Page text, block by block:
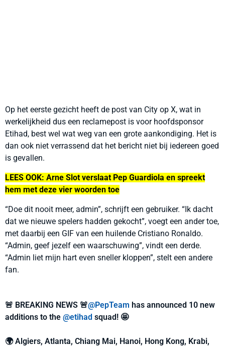
Op het eerste gezicht heeft de post van City op X, wat in
werkelijkheid dus een reclamepost is voor hoofdsponsor
Etihad, best wel wat weg van een grote aankondiging. Het is
dan ook niet verrassend dat het bericht niet bij iedereen goed
is gevallen.
LEES OOK: Arne Slot verslaat Pep Guardiola en spreekt
hem met deze vier woorden toe
“Doe dit nooit meer, admin”, schrijft een gebruiker. “Ik dacht
dat we nieuwe spelers hadden gekocht”, voegt een ander toe,
met daarbij een GIF van een huilende Cristiano Ronaldo.
“Admin, geef jezelf een waarschuwing”, vindt een derde.
“Admin liet mijn hart even sneller kloppen”, stelt een andere
fan.
🚨 BREAKING NEWS 🚨@PepTeam has announced 10 new
additions to the @etihad squad! 🤩
🌍 Algiers, Atlanta, Chiang Mai, Hanoi, Hong Kong, Krabi,